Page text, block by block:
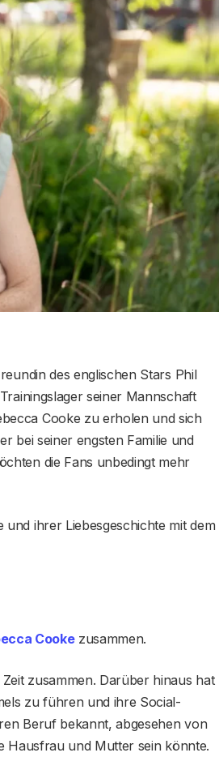
des englischen Stars Phil
seiner Mannschaft
Cooke zu erholen und sich
bei seiner engsten Familie und
die Fans unbedingt mehr
ihrer Liebesgeschichte mit dem
Cookezusammen.
zusammen. Darüber hinaus hat
zu führen und ihre Social-
Beruf bekannt, abgesehen von
Hausfrau und Mutter sein könnte.